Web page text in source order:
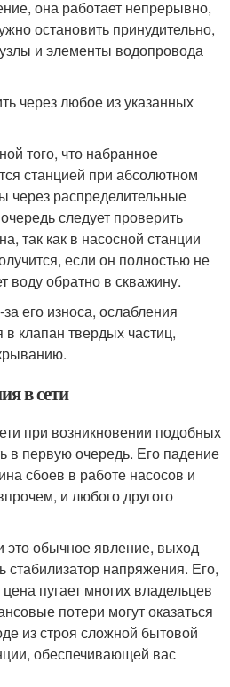
она работает непрерывно,
остановить принудительно,
и элементы водопровода
через любое из указанных
того, что набранное
станцией при абсолютном
через распределительные
следует проверить
так как в насосной станции
если он полностью не
воду обратно в скважину.
его износа, ослабления
клапан твердых частиц,
в сети
при возникновении подобных
в первую очередь. Его падение
сбоев в работе насосов и
и любого другого
это обычное явление, выход
стабилизатор напряжения. Его,
пугает многих владельцев
потери могут оказаться
из строя сложной бытовой
обеспечивающей вас